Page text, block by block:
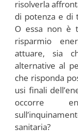
risolverla
di potenza e di
O essa non è
risparmio
attuare, sia
alternative al
che risponda
usi finali
occorre
sanitaria?